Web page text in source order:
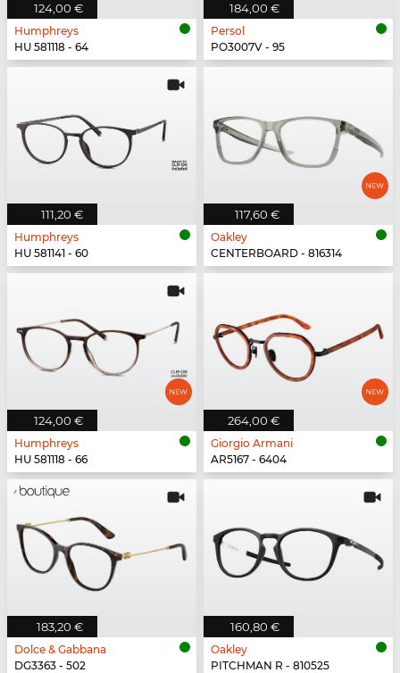
124,00 €
Humphreys
HU 581118 - 64
184,00 €
Persol
PO3007V - 95
111,20 €
Humphreys
HU 581141 - 60
117,60 €
Oakley
CENTERBOARD - 816314
124,00 €
Humphreys
HU 581118 - 66
264,00 €
Giorgio Armani
AR5167 - 6404
183,20 €
Dolce & Gabbana
DG3363 - 502
160,80 €
Oakley
PITCHMAN R - 810525